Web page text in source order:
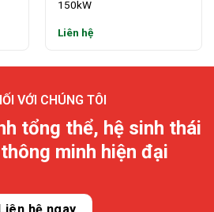
150kW
Liên hệ
VỚI CHÚNG TÔI
tổng thể, hệ sinh thái
minh hiện đại
hệ ngay